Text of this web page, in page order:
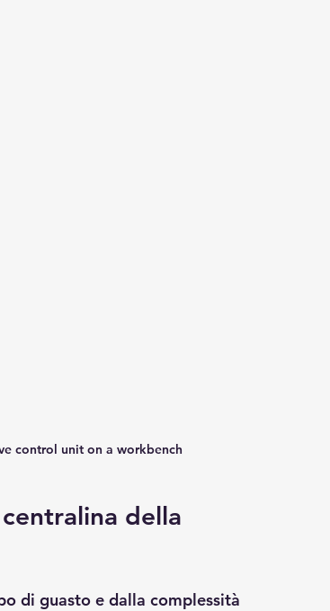
control unit on a workbench
della
di guasto e dalla complessità